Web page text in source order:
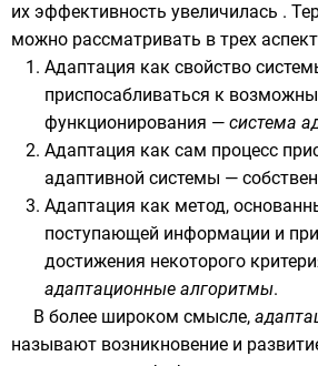
их эффективность увеличилась .
можно рассматривать в трех
Адаптация как свойство
приспосабливаться к
функционирования — система
Адаптация как сам процесс
адаптивной системы —
Адаптация как метод,
поступающей информации и
достижения некоторого
адаптационные алгоритмы.
В более широком смысле,
называют возникновение и